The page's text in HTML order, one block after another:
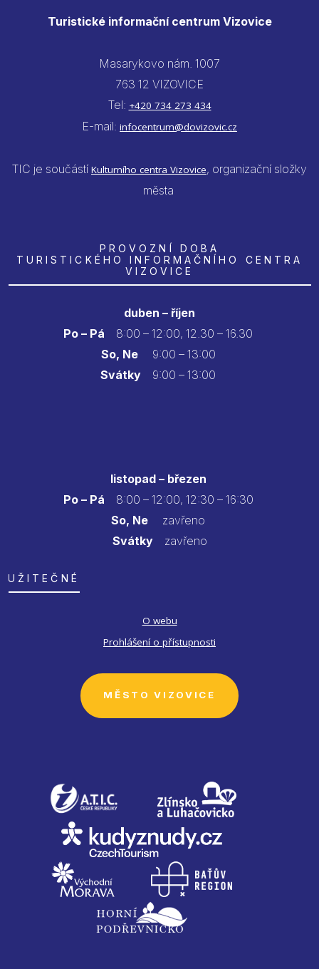
Turistické informační centrum Vizovice
Masarykovo nám. 1007
763 12 VIZOVICE
Tel: +420 734 273 434
E-mail: infocentrum@dovizovic.cz
TIC je součástí Kulturního centra Vizovice, organizační složky
města
PROVOZNÍ DOBA
TURISTICKÉHO INFORMAČNÍHO CENTRA
VIZOVICE
duben – říjen
Po – Pá
8:00 – 12:00, 12.30 – 16.30
So, Ne9:00 – 13:00
Svátky 9:00 – 13:00
listopad – březen
Po – Pá 8:00 – 12:00, 12:30 – 16:30
So, Ne zavřeno
Svátkyzavřeno
UŽITEČNÉ
O webu
Prohlášení o přístupnosti
MĚSTO VIZOVICE